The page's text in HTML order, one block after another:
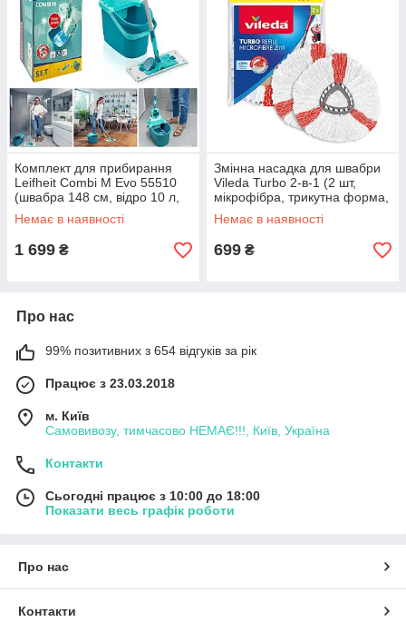
Комплект для прибирання
Leifheit Combi M Evo 55510
(швабра 148 см, відро 10 л,
механізм віджиму)
Немає в наявності
1 699 ₴
Змінна насадка для швабри
Vileda Turbo 2-в-1 (2 шт,
мікрофібра, трикутна форма,
Німеччина)
Немає в наявності
699 ₴
Про нас
99% позитивних з 654 відгуків за рік
Працює з 23.03.2018
м. Київ
Самовивозу, тимчасово НЕМАЄ!!!, Київ, Україна
Контакти
Сьогодні працює з 10:00 до 18:00
Показати весь графік роботи
Про нас
Контакти